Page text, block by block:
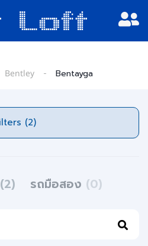
Bentley Bentayga
Filters (2)
(2) รถมือสอง (0)